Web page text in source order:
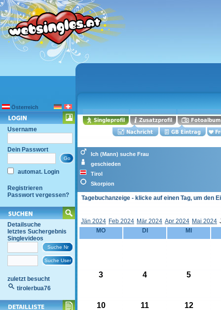
Österreich
Username
Dein Passwort
automat. Login
Registrieren
Passwort vergessen?
Detailsuche
letztes Suchergebnis
Singlevideos
zuletzt besucht
tirolerbua76
Ich (Mann) suche Frau
geschieden
Tirol
Skorpion
Tagebuchanzeige - klicke auf einen Tag, um den
Jän 2024 Feb 2024 Mär 2024 Apr 2024 Mai 2024
MO
DI MI
3 4 5
10 11 12